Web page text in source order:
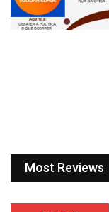
Most Reviews